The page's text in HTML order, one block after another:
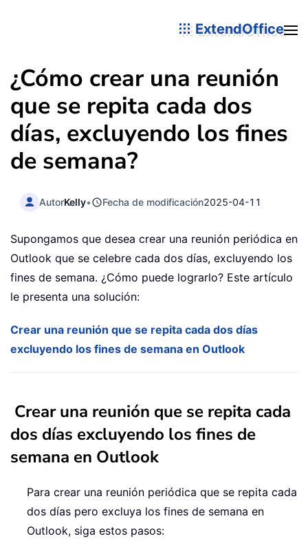
ExtendOffice
¿Cómo crear una reunión
que se repita cada dos
días, excluyendo los fines
de semana?
AutorKelly• Fecha de modificación2025-04-11
Supongamos que desea crear una reunión periódica en
Outlook que se celebre cada dos días, excluyendo los
fines de semana. ¿Cómo puede lograrlo? Este artículo
le presenta una solución:
Crear una reunión que se repita cada dos días
excluyendo los fines de semana en Outlook
Crear una reunión que se repita cada
dos días excluyendo los fines de
semana en Outlook
Para crear una reunión periódica que se repita cada
dos días pero excluya los fines de semana en
Outlook, siga estos pasos: